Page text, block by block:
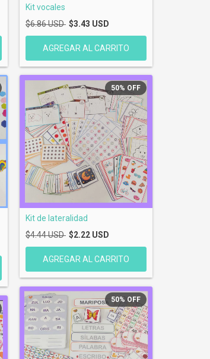
Kit vocales
$6.86 USD $3.43 USD
50% OFF
Kit de lateralidad
$4.44 USD $2.22 USD
50% OFF